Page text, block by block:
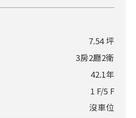
7.54 坪
3房2廳2衛
42.1年
1 F/5 F
沒車位